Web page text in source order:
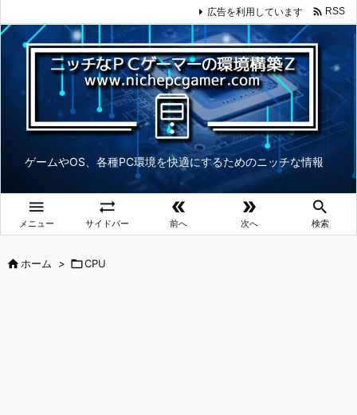
ゲームやOS、各種PC環境を快適にするためのニッチな情報

メニュー

サイドバー

前へ

次へ

検索
広告を利用しています  RSS
ホーム > CPU